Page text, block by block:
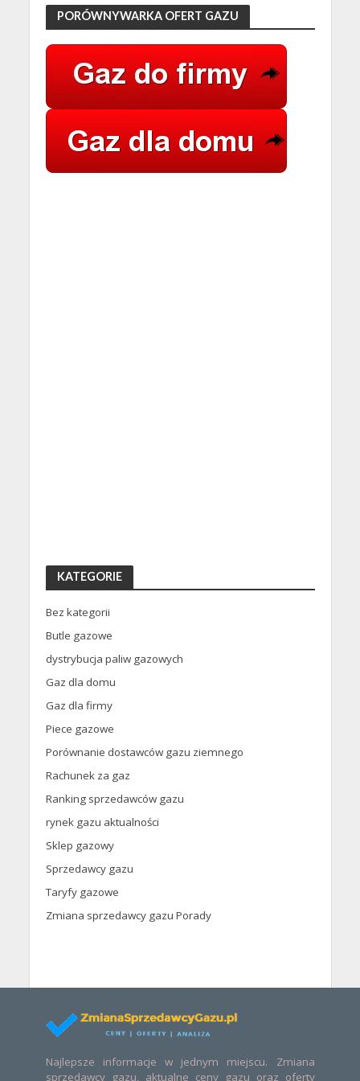
PORÓWNYWARKA OFERT GAZU
KATEGORIE
Bez kategorii
Butle gazowe
dystrybucja paliw gazowych
Gaz dla domu
Gaz dla firmy
Piece gazowe
Porównanie dostawców gazu ziemnego
Rachunek za gaz
Ranking sprzedawców gazu
rynek gazu aktualności
Sklep gazowy
Sprzedawcy gazu
Taryfy gazowe
Zmiana sprzedawcy gazu Porady
Najlepsze informacje w jednym miejscu. Zmiana
sprzedawcy gazu, aktualne ceny gazu oraz oferty